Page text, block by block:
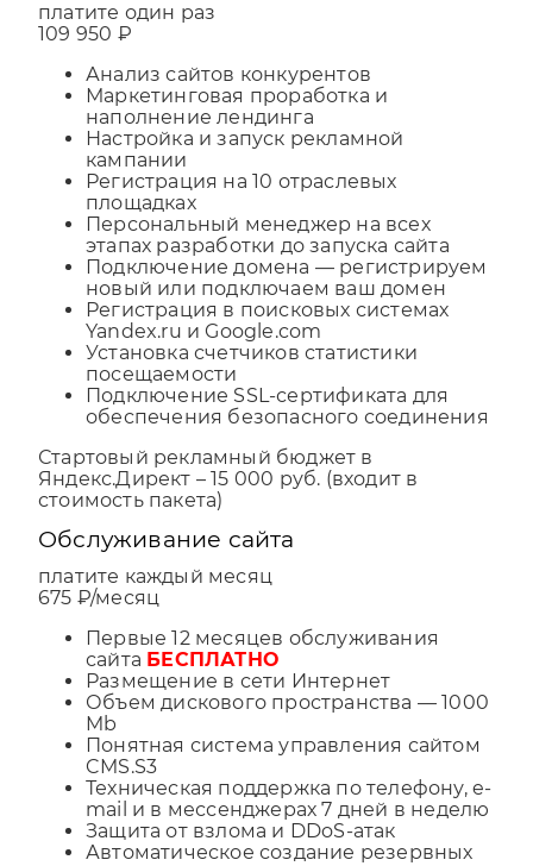
платите один раз
109 950 ₽
Анализ сайтов конкурентов
Маркетинговая проработка и
наполнение лендинга
Настройка и запуск рекламной
кампании
Регистрация на 10 отраслевых
площадках
Персональный менеджер на всех
этапах разработки до запуска сайта
Подключение домена — регистрируем
новый или подключаем ваш домен
Регистрация в поисковых системах
Yandex.ru и Google.com
Установка счетчиков статистики
посещаемости
Подключение SSL-сертификата для
обеспечения безопасного соединения
Стартовый рекламный бюджет в
Яндекс.Директ – 15 000 руб. (входит в
стоимость пакета)
Обслуживание сайта
платите каждый месяц
675 ₽/месяц
Первые 12 месяцев обслуживания
сайта БЕСПЛАТНО
Размещение в сети Интернет
Объем дискового пространства — 1000
Mb
Понятная система управления сайтом
CMS.S3
Техническая поддержка по телефону, e-
mail и в мессенджерах 7 дней в неделю
Защита от взлома и DDoS-атак
Автоматическое создание резервных